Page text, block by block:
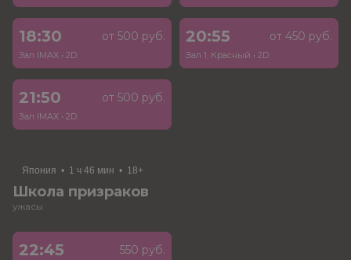
18:30 от 500 руб.
Зал IMAX • 2D
20:55 от 450 руб.
Зал 1, Красный • 2D
21:50 от 500 руб.
Зал IMAX • 2D
Япония • 1 ч 46 мин • 18+
Школа призраков
ужасы
22:45 550 руб.